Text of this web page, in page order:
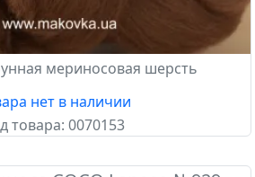
мериносовая шерсть
нет в наличии
товара: 0070153